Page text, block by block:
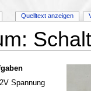
Spannung
Quelltext anzeigen